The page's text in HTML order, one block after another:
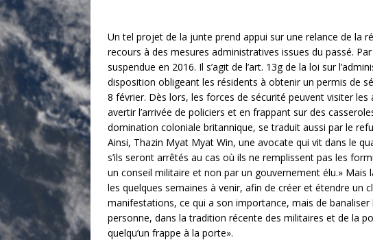
Un tel projet de la junte prend appui sur une relance de la
recours à des mesures administratives issues du passé.
suspendue en 2016. Il s’agit de l’art. 13g de la loi sur
disposition obligeant les résidents à obtenir un permis de
8 février. Dès lors, les forces de sécurité peuvent visiter
avertir l’arrivée de policiers et en frappant sur des
domination coloniale britannique, se traduit aussi par le
Ainsi, Thazin Myat Myat Win, une avocate qui vit dans le
s’ils seront arrêtés au cas où ils ne remplissent pas les
un conseil militaire et non par un gouvernement élu.» Mais
les quelques semaines à venir, afin de créer et étendre un
manifestations, ce qui a son importance, mais de
personne, dans la tradition récente des militaires et de la
quelqu’un frappe à la porte».